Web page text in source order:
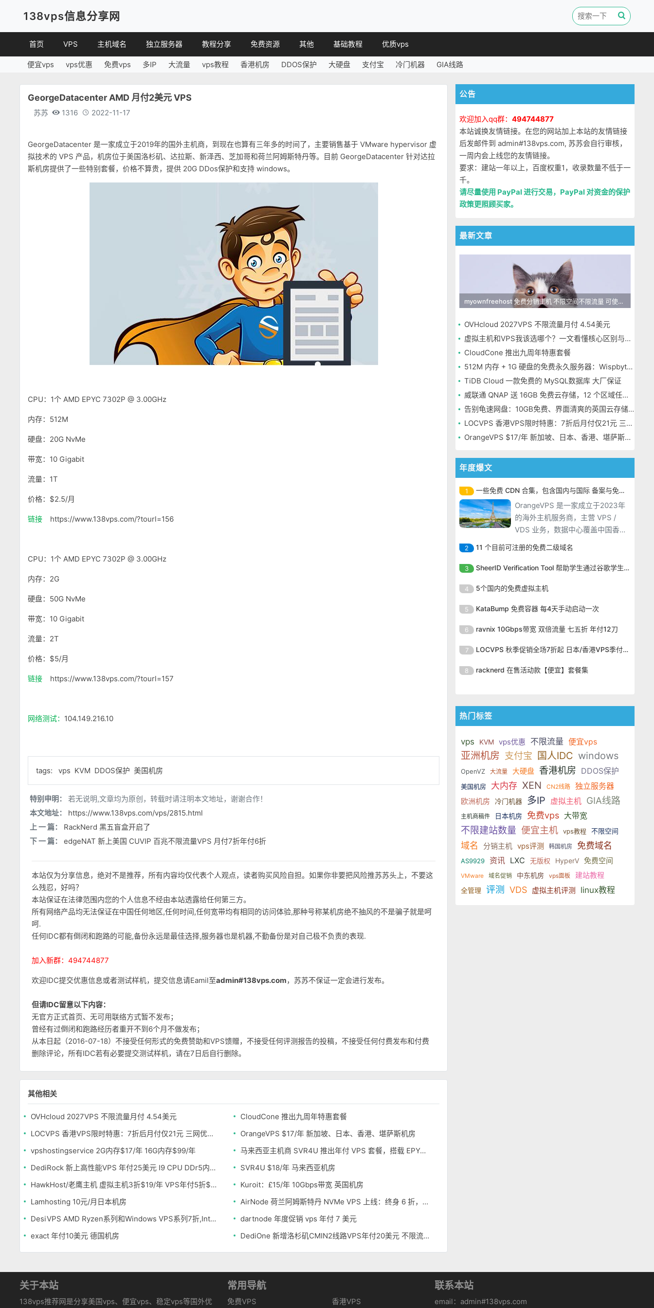
138vps信息分享网
首页 VPS
VPS优惠
VPS评测
主机域名
域名
独立服务器 教程分享
VPS教程
免费资源
免费空间
其他
简讯
基础教程 优质vps
便宜vps vps优惠 免费vps 多IP 大流量 vps教程 香港机房 DDOS保护 大硬盘 支付宝 冷门机器 GIA线路
GeorgeDatacenter AMD 月付2美元 VPS
苏苏 1316 2022-11-17
GeorgeDatacenter 是一家成立于2019年的国外主机商，到现在也算有三年多的时间了，主要销售基于 VMware hypervisor 虚
拟技术的 VPS 产品，机房位于美国洛杉矶、达拉斯、新泽西、芝加哥和荷兰阿姆斯特丹等。目前 GeorgeDatacenter 针对达拉
斯机房提供了一些特别套餐，价格不算贵，提供 20G DDos保护和支持 windows。
CPU：1个 AMD EPYC 7302P @ 3.00GHz
内存：512M
硬盘：20G NvMe
带宽：10 Gigabit
流量：1T
价格：$2.5/月
链接 https://www.138vps.com/?tourl=156
CPU：1个 AMD EPYC 7302P @ 3.00GHz
内存：2G
硬盘：50G NvMe
带宽：10 Gigabit
流量：2T
价格：$5/月
链接 https://www.138vps.com/?tourl=157
网络测试： 104.149.216.10
tags: vps KVM DDOS保护 美国机房
特别申明：
若无说明,文章均为原创，转载时请注明本文地址，谢谢合作！
本文地址：
https://www.138vps.com/vps/2815.html
上 一 篇：
RackNerd 黑五盲盒开启了
下 一 篇：
edgeNAT 新上美国 CUVIP 百兆不限流量VPS 月付7折年付6折
本站仅为分享信息，绝对不是推荐，所有内容均仅代表个人观点，读者购买风险自担。如果你非要把风险推苏苏头上，不要这
么残忍，好吗？
本站保证在法律范围内您的个人信息不经由本站透露给任何第三方。
所有网络产品均无法保证在中国任何地区,任何时间,任何宽带均有相同的访问体验,那种号称某机房绝不抽风的不是骗子就是呵
呵.
任何IDC都有倒闭和跑路的可能,备份永远是最佳选择,服务器也是机器,不勤备份是对自己极不负责的表现.
加入新群：494744877
欢迎IDC提交优惠信息或者测试样机，提交信息请Eamil至admin#138vps.com，苏苏不保证一定会进行发布。
但请IDC留意以下内容：
无官方正式首页、无可用联络方式暂不发布；
曾经有过倒闭和跑路经历者重开不到6个月不做发布；
从本日起（2016-07-18）不接受任何形式的免费赞助和VPS馈赠，不接受任何评测报告的投稿，不接受任何付费发布和付费
删除评论，所有IDC若有必要提交测试样机，请在7日后自行删除。
其他相关
OVHcloud 2027VPS 不限流量月付 4.54美元
CloudCone 推出九周年特惠套餐
LOCVPS 香港VPS限时特惠：7折后月付仅21元 三网优化BGP线路 可选原生IP
OrangeVPS $17/年 新加坡、日本、香港、堪萨斯机房
vpshostingservice 2G内存$17/年 16G内存$99/年
马来西亚主机商 SVR4U 推出年付 VPS 套餐，搭载 EPYC/至强铂金，支持支付宝
DediRock 新上高性能VPS 年付25美元 I9 CPU DDr5内存 纽约机房
SVR4U $18/年 马来西亚机房
HawkHost/老鹰主机 虚拟主机3折$19/年 VPS年付5折$25/年
Kuroit：£15/年 10Gbps带宽 英国机房
Lamhosting 10元/月日本机房
AirNode 荷兰阿姆斯特丹 NVMe VPS 上线：终身 6 折，€1.99/月起，2.5Tbit/s DDoS 防护
DesiVPS AMD Ryzen系列和Windows VPS系列7折,Intel系列年付11.6美元
dartnode 年度促销 vps 年付 7 美元
exact 年付10美元 德国机房
DediOne 新增洛杉矶CMIN2线路VPS年付20美元 不限流量
公告
欢迎加入qq群： 494744877
本站诚换友情链接。在您的网站加上本站的友情链接
后发邮件到 admin#138vps.com, 苏苏会自行审核，
一周内会上线您的友情链接。
要求：建站一年以上，百度权重1，收录数量不低于一
千。
请尽量使用 PayPal 进行交易，PayPal 对资金的保护
政策更照顾买家。
最新文章
myownfreehost 免费分销主机 不限空间不限流量 可使用免费域名申请
OVHcloud 2027VPS 不限流量月付 4.54美元
虚拟主机和VPS我该选哪个？一文看懂核心区别与选择指南
CloudCone 推出九周年特惠套餐
512M 内存 + 1G 硬盘的免费永久服务器：Wispbyte 上手
TiDB Cloud 一款免费的 MySQL数据库 大厂保证
威联通 QNAP 送 16GB 免费云存储，12 个区域任选，邮箱注册即可
告别龟速网盘：10GB免费、界面清爽的英国云存储Icedrive体验
LOCVPS 香港VPS限时特惠：7折后月付仅21元 三网优化BGP线路 可选原生IP
OrangeVPS $17/年 新加坡、日本、香港、堪萨斯机房
年度爆文
1 一些免费 CDN 合集，包含国内与国际 备案与免备案
OrangeVPS 是一家成立于2023年
的海外主机服务商，主营 VPS /
VDS 业务，数据中心覆盖中国香
港、新加坡、日本、美国堪萨斯与
洛杉矶等多个地区。其 VPS 产品基
于 KVM 虚拟化架构，配备 NVMe
国两大系列。亚洲 VPS 月付低至 6
2 11 个目前可注册的免费二级域名
OrangeVPS 是一家成立于2023年
的海外主机服务商，主营 VPS /
VDS 业务，数据中心覆盖中国香
洛杉矶等多个地区。其 VPS 产品基
SSD 固态硬盘，主要分为亚洲和美
国两大系列。亚洲 VPS 月付低至 6
3 SheerID Verification Tool 帮助学生通过谷歌学生计划免费获得 Gemini Advanced
OrangeVPS 是一家成立于2023年
的海外主机服务商，主营 VPS /
VDS 业务，数据中心覆盖中国香
洛杉矶等多个地区。其 VPS 产品基
SSD 固态硬盘，主要分为亚洲和美
国两大系列。亚洲 VPS 月付低至 6
4 5个国内的免费虚拟主机
OrangeVPS 是一家成立于2023年
的海外主机服务商，主营 VPS /
VDS 业务，数据中心覆盖中国香
洛杉矶等多个地区。其 VPS 产品基
SSD 固态硬盘，主要分为亚洲和美
5 KataBump 免费容器 每4天手动启动一次
OrangeVPS 是一家成立于2023年
的海外主机服务商，主营 VPS /
VDS 业务，数据中心覆盖中国香
洛杉矶等多个地区。其 VPS 产品基
国两大系列。亚洲 VPS 月付低至 6
6 ravnix 10Gbps带宽 双倍流量 七五折 年付12刀
OrangeVPS 是一家成立于2023年
的海外主机服务商，主营 VPS /
VDS 业务，数据中心覆盖中国香
于 KVM 虚拟化架构，配备 NVMe
国两大系列。亚洲 VPS 月付低至 6
美元，美国
7 LOCVPS 秋季促销全场7折起 日本/香港VPS季付63元
OrangeVPS 是一家成立于2023年
的海外主机服务商，主营 VPS /
于 KVM 虚拟化架构，配备 NVMe
SSD 固态硬盘，主要分为亚洲和美
国两大系列。亚洲 VPS 月付低至 6
美元，美国
8 racknerd 在售活动款【便宜】套餐集
VDS 业务，数据中心覆盖中国香
于 KVM 虚拟化架构，配备 NVMe
SSD 固态硬盘，主要分为亚洲和美
国两大系列。亚洲 VPS 月付低至 6
美元，美国
热门标签
vps KVM vps优惠 不限流量 便宜vps
亚洲机房 支付宝 国人IDC windows
OpenVZ 大流量 大硬盘 香港机房 DDOS保护
美国机房 大内存 XEN CN2线路 独立服务器
欧洲机房 冷门机器 多IP 虚拟主机 GIA线路
主机商稿件 日本机房 免费vps 大带宽
不限建站数量 便宜主机 vps教程 不限空间
域名 分销主机 vps评测 韩国机房 免费域名
AS9929 资讯 LXC 无版权 HyperV 免费空间
VMware 域名促销 中东机房 vps面板 建站教程
全管理 评测 VDS 虚拟主机评测 linux教程
关于本站
138vps推荐网是分享美国vps、便宜vps、稳定vps等国外优
常用导航
免费VPS 香港VPS
联系本站
email：admin#138vps.com